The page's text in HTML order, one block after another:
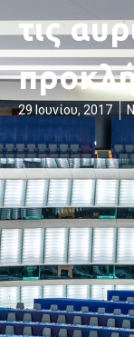
τις
29 Ιουνίου, 2017